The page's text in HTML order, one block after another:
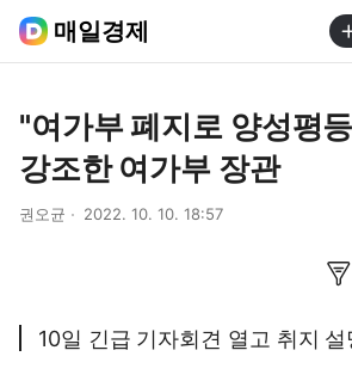
매일경제
"여가부 폐지로 양성평
강조한 여가부 장관
권오균 2022. 10. 10. 18:57
10일 긴급 기자회견 열고 취지 설